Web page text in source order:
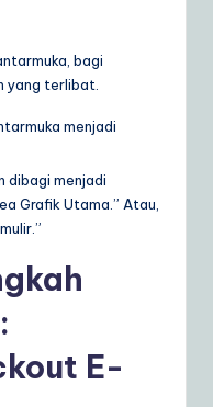
bagi
yang terlibat.
menjadi
dibagi menjadi
Grafik Utama.” Atau,
E-